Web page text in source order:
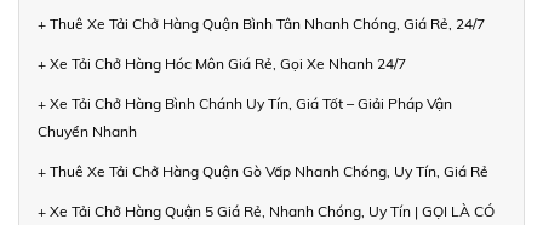
+ Thuê Xe Tải Chở Hàng Quận Bình Tân Nhanh Chóng, Giá Rẻ, 24/7
+ Xe Tải Chở Hàng Hóc Môn Giá Rẻ, Gọi Xe Nhanh 24/7
+ Xe Tải Chở Hàng Bình Chánh Uy Tín, Giá Tốt – Giải Pháp Vận
Chuyển Nhanh
+ Thuê Xe Tải Chở Hàng Quận Gò Vấp Nhanh Chóng, Uy Tín, Giá Rẻ
+ Xe Tải Chở Hàng Quận 5 Giá Rẻ, Nhanh Chóng, Uy Tín | GỌI LÀ CÓ